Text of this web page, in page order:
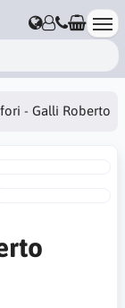
- Galli Roberto